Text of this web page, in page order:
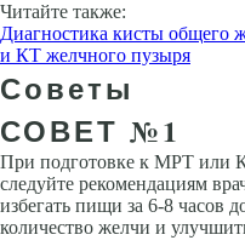
Читайте также:
Диагностика кисты общего
и КТ желчного пузыря
Советы
СОВЕТ №1
При подготовке к МРТ или
следуйте рекомендациям
избегать пищи за 6-8 часов
количество желчи и